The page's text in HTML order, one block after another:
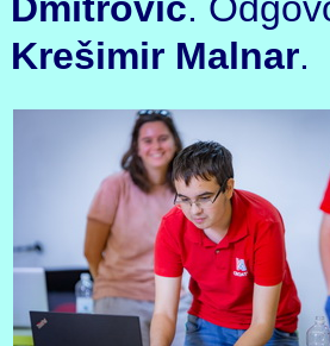
Krešimir Malnar.